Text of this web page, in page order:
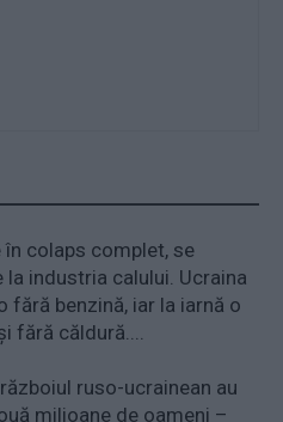
în colaps complet, se
la industria calului. Ucraina
fără benzină, iar la iarnă o
fără căldură....
războiul ruso-ucrainean au
milioane de oameni –